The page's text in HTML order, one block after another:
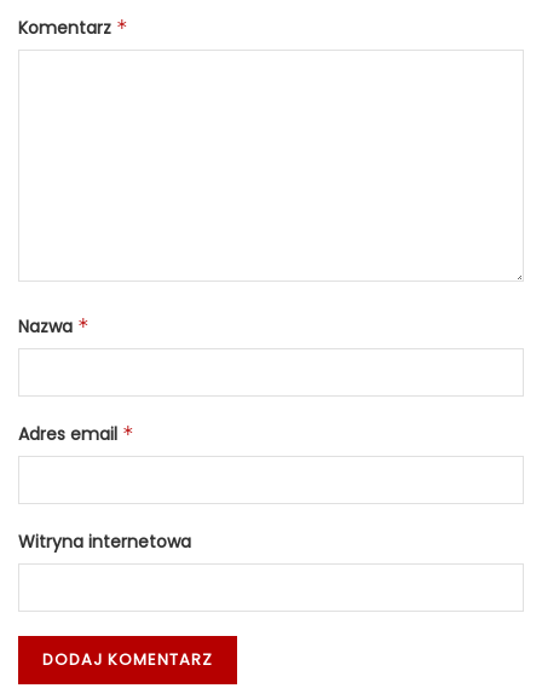
Komentarz *
Nazwa *
Adres email *
Witryna internetowa